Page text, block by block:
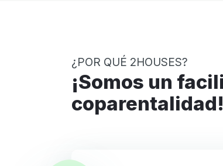
¿POR QUÉ 2HOUSES?
¡Somos un facilitador de
coparentalidad!